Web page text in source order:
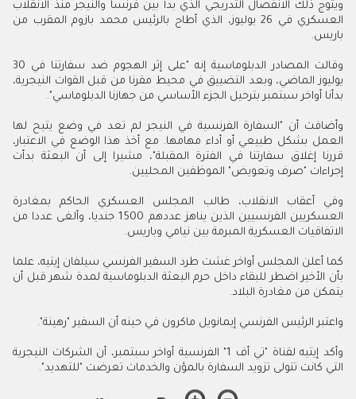
ويتوج ذلك الانفصال التدريجي الذي بدأ بين فرنسا والنيجر منذ الانقلاب
العسكري في 26 يوليوز، الذي أطاح بالرئيس محمد بازوم المقرب من
باريس.
وقالت المصادر الدبلوماسية إنه "على إثر الهجوم ضد سفارتنا في 30
يوليوز الماضي، وبعد التضييق في محيط مقرنا من قبل القوات النيجرية،
بدأنا أواخر سبتمبر بترحيل الجزء الأساسي من جهازنا الدبلوماسي".
وأضافت أن "السفارة الفرنسية في النيجر لم تعد في وضع يتيح لها
العمل بشكل طبيعي أو أداء مهامها. مع أخذ هذا الوضع في الاعتبار،
قررنا إغلاق سفارتنا في الفترة المقبلة"، مشيرا إلى أن البعثة بدأت
إجراءات "صرف وتعويض" الموظفين المحليين.
وفي أعقاب الانقلاب، طالب المجلس العسكري الحاكم بمغادرة
العسكريين الفرنسيين الذين يناهز عددهم 1500 جنديا، وألغى عددا من
الاتفاقيات العسكرية المبرمة بين نيامي وباريس.
كما أعلن المجلس أواخر غشت طرد السفير الفرنسي سيلفان إيتيه، علما
بأن الأخير اضطر للبقاء داخل حرم البعثة الدبلوماسية لمدة شهر قبل أن
يتمكن من مغادرة البلاد.
واعتبر الرئيس الفرنسي إيمانويل ماكرون في حينه أن السفير "رهينة".
وأكد إيتيه لقناة "تي أف 1" الفرنسية أواخر سبتمبر، أن الشركات النيجرية
التي كانت تتولى تزويد السفارة بالمؤن والخدمات تعرضت "للتهديد".